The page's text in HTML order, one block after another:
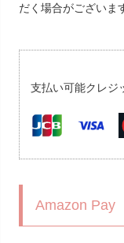
だく場合がございま
支払い可能クレジ
Amazon Pay